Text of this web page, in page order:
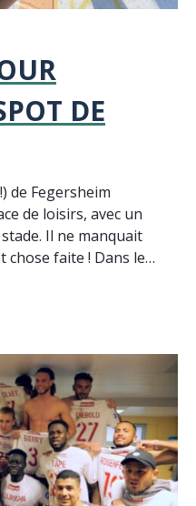
DE
de Fegersheim
de loisirs, avec un
Il ne manquait
chose faite ! Dans le…